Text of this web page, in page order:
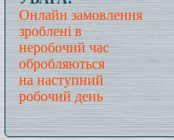
Онлайн замовлення
зроблені в
неробочий час
обробляються
на наступний
робочий день